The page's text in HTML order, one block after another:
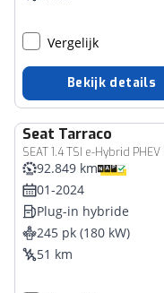
Vergelijk
Bekijk details
Seat Tarraco
92.849 km
01-2024
Plug-in hybride
245 pk (180 kW)
51 km